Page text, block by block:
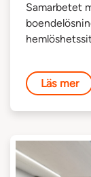
Samarbetet
Läs mer